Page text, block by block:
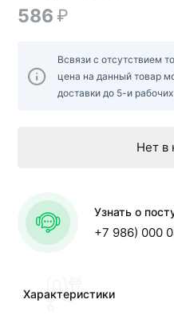
Характеристики
586 ₽
Всвязи с отсутствием
цена на данный товар
доставки до 5-и
Нет в
Узнать о
+7 986) 000